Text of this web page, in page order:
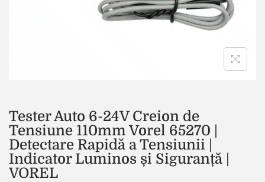
Tester Auto 6-24V Creion de
Tensiune 110mm Vorel 65270 |
Detectare Rapidă a Tensiunii |
Indicator Luminos și Siguranță |
VOREL